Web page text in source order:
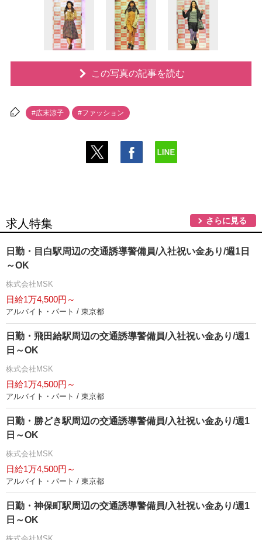
この写真の記事を読む
#広末涼子 #ファッション
求人特集 さらに見る
日勤・目白駅周辺の交通誘導警備員/入社祝い金あり/週1日
～OK
株式会社MSK
日給1万4,500円～
アルバイト・パート / 東京都
日勤・飛田給駅周辺の交通誘導警備員/入社祝い金あり/週1
日～OK
株式会社MSK
日給1万4,500円～
アルバイト・パート / 東京都
日勤・勝どき駅周辺の交通誘導警備員/入社祝い金あり/週1
日～OK
株式会社MSK
日給1万4,500円～
アルバイト・パート / 東京都
日勤・神保町駅周辺の交通誘導警備員/入社祝い金あり/週1
日～OK